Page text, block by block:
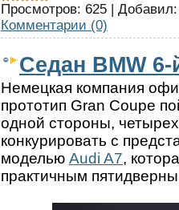
Просмотров: 625 | Добавил:
Комментарии (0)
Седан BMW
Немецкая компания
прототип Gran Coupe
одной стороны,
конкурировать с
моделью Audi A7,
практичным